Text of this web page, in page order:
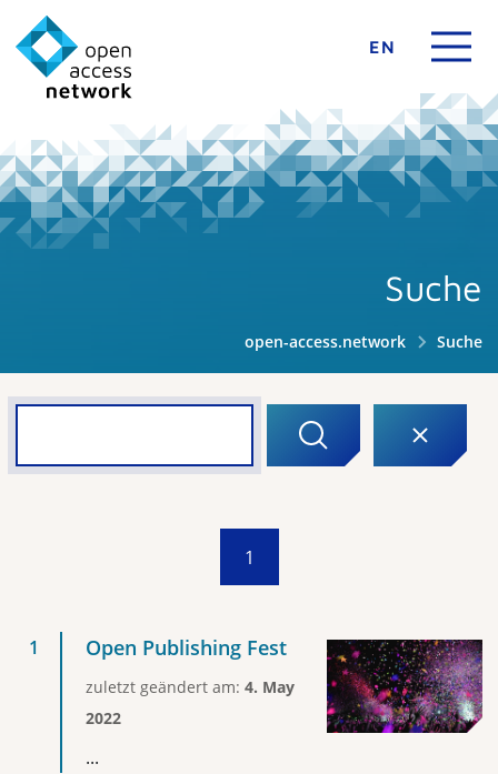
EN
Suche
open-access.network Suche
1
Open Publishing Fest
zuletzt geändert am: 4. May
2022
...